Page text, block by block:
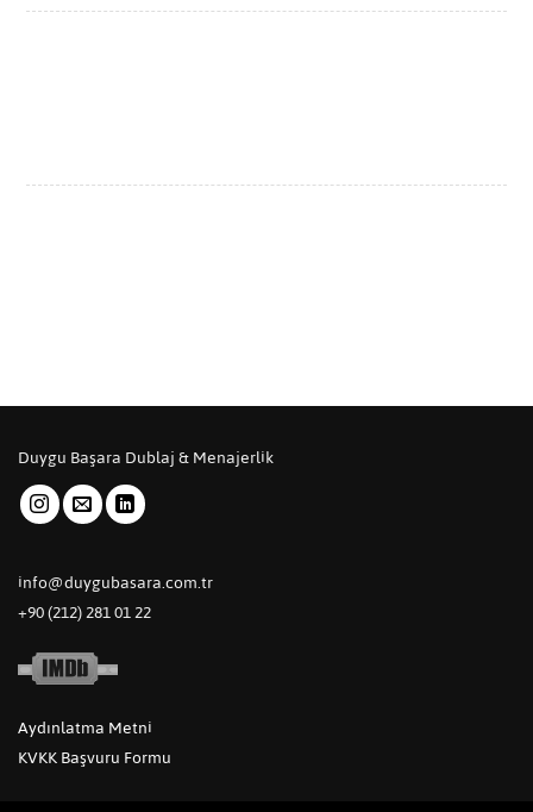
Duygu Başara Dublaj & Menajerlik
info@duygubasara.com.tr
+90 (212) 281 01 22
Aydınlatma Metni
KVKK Başvuru Formu